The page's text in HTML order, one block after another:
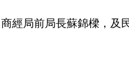
經局前局長蘇錦樑，及